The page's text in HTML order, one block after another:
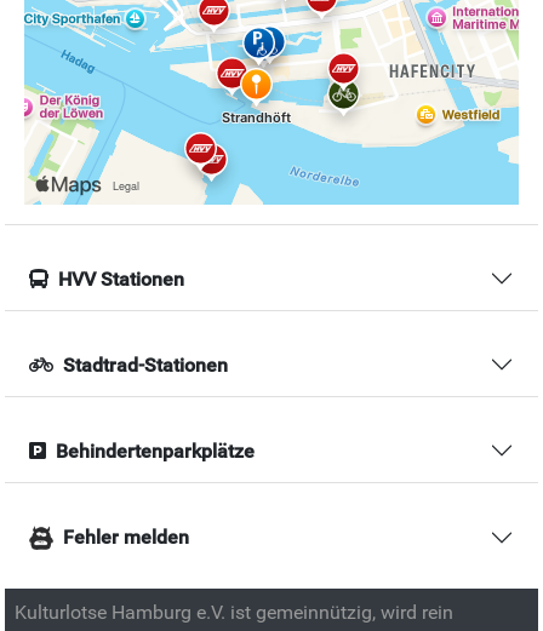
HVV Stationen
Stadtrad-Stationen
Behindertenparkplätze
Fehler melden
Kulturlotse Hamburg e.V. ist gemeinnützig, wird rein